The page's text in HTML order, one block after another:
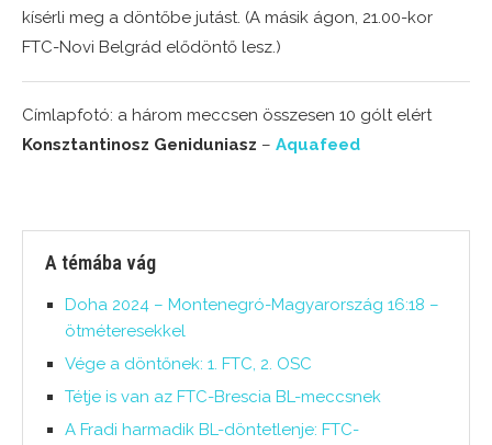
kísérli meg a döntőbe jutást. (A másik ágon, 21.00-kor
FTC-Novi Belgrád elődöntő lesz.)
Címlapfotó: a három meccsen összesen 10 gólt elért
Konsztantinosz Geniduniasz – Aquafeed
A témába vág
Doha 2024 – Montenegró-Magyarország 16:18 –
ötméteresekkel
Vége a döntőnek: 1. FTC, 2. OSC
Tétje is van az FTC-Brescia BL-meccsnek
A Fradi harmadik BL-döntetlenje: FTC-